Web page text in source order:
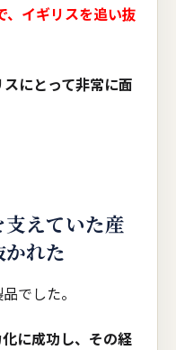
、イギリスを追い抜
にとって非常に面
えていた産
れた
でした。
に成功し、その経